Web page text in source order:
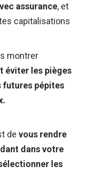
assurance, et
capitalisations
Je vais justement vous montrer
éviter les pièges
futures pépites
de vous rendre​
dans votre
les